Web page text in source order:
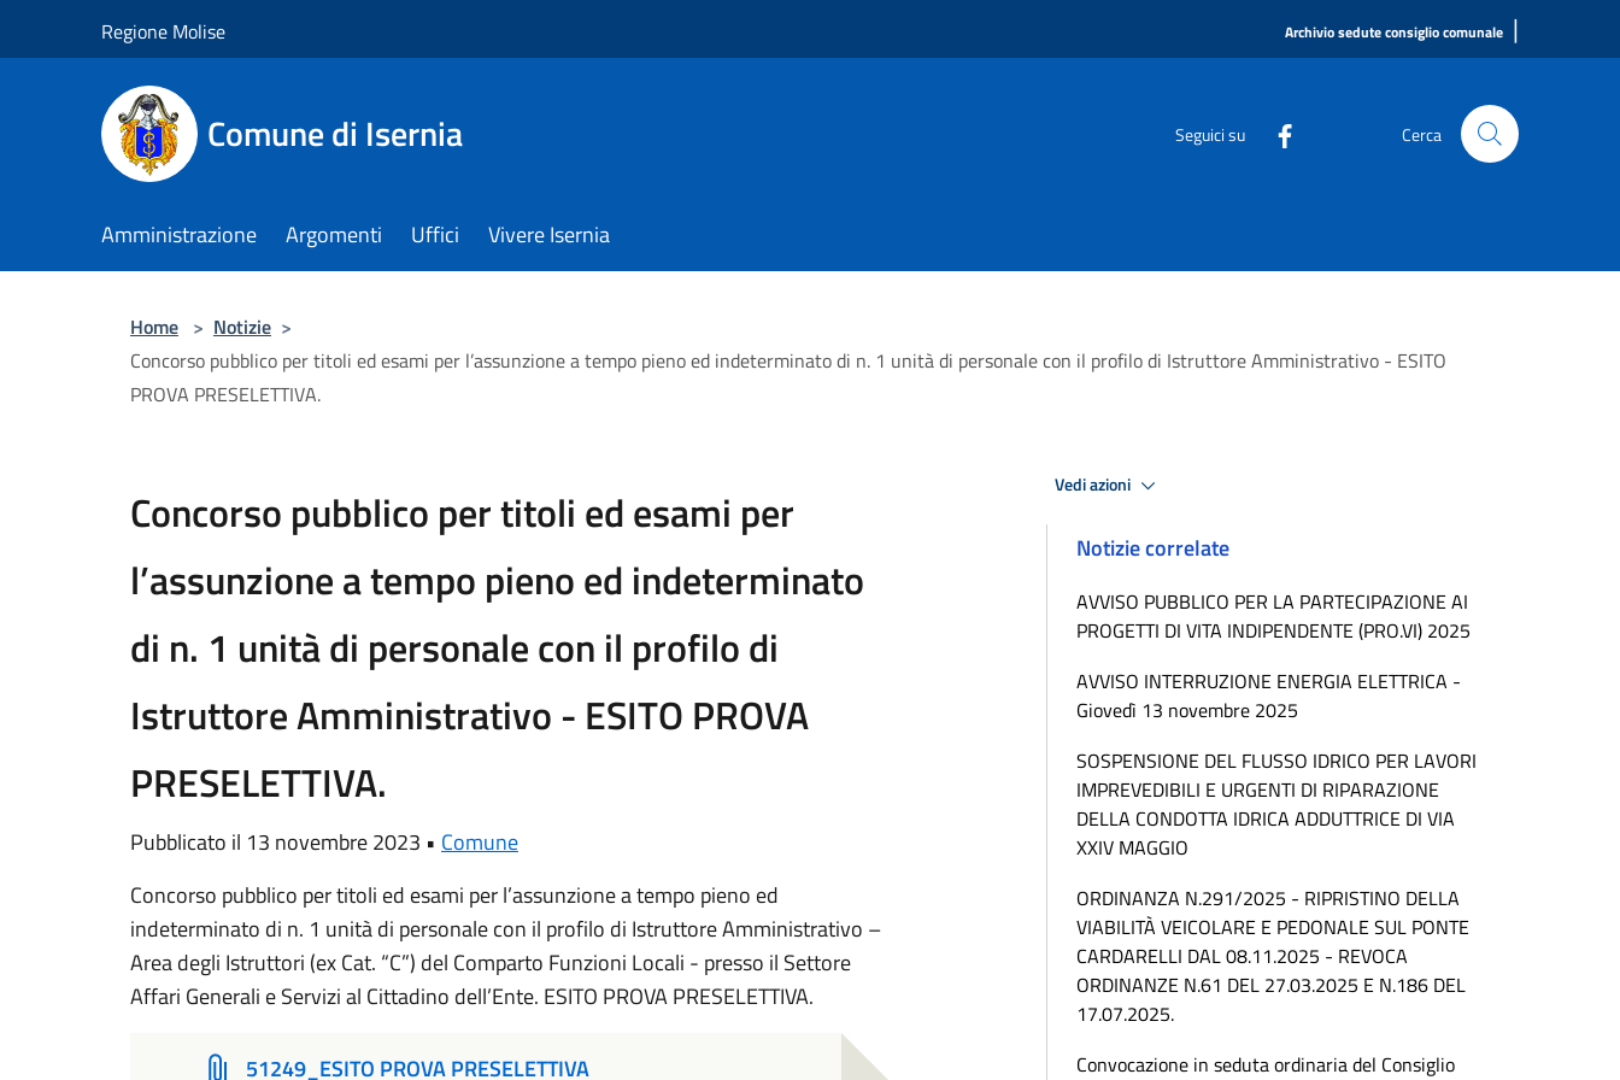
Regione Molise Archivio sedute consiglio comunale |
Comune di Isernia Seguici su Cerca
Amministrazione Argomenti Uffici Vivere Isernia
Home > Notizie >
Concorso pubblico per titoli ed esami per l’assunzione a tempo pieno ed indeterminato di n. 1 unità di personale con il profilo di Istruttore Amministrativo - ESITO
PROVA PRESELETTIVA.
Concorso pubblico per titoli ed esami per
l’assunzione a tempo pieno ed indeterminato
di n. 1 unità di personale con il profilo di
Istruttore Amministrativo - ESITO PROVA
PRESELETTIVA.
Pubblicato il 13 novembre 2023 • Comune
Concorso pubblico per titoli ed esami per l’assunzione a tempo pieno ed
indeterminato di n. 1 unità di personale con il profilo di Istruttore Amministrativo –
Area degli Istruttori (ex Cat. “C”) del Comparto Funzioni Locali - presso il Settore
Affari Generali e Servizi al Cittadino dell’Ente. ESITO PROVA PRESELETTIVA.
51249_ESITO PROVA PRESELETTIVA
Vedi azioni
Notizie correlate
AVVISO PUBBLICO PER LA PARTECIPAZIONE AI
PROGETTI DI VITA INDIPENDENTE (PRO.VI) 2025
AVVISO INTERRUZIONE ENERGIA ELETTRICA -
Giovedì 13 novembre 2025
SOSPENSIONE DEL FLUSSO IDRICO PER LAVORI
IMPREVEDIBILI E URGENTI DI RIPARAZIONE
DELLA CONDOTTA IDRICA ADDUTTRICE DI VIA
XXIV MAGGIO
ORDINANZA N.291/2025 - RIPRISTINO DELLA
VIABILITÀ VEICOLARE E PEDONALE SUL PONTE
CARDARELLI DAL 08.11.2025 - REVOCA
ORDINANZE N.61 DEL 27.03.2025 E N.186 DEL
17.07.2025.
Convocazione in seduta ordinaria del Consiglio